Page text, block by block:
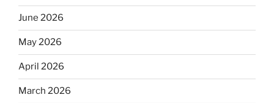
June 2026
May 2026
April 2026
March 2026